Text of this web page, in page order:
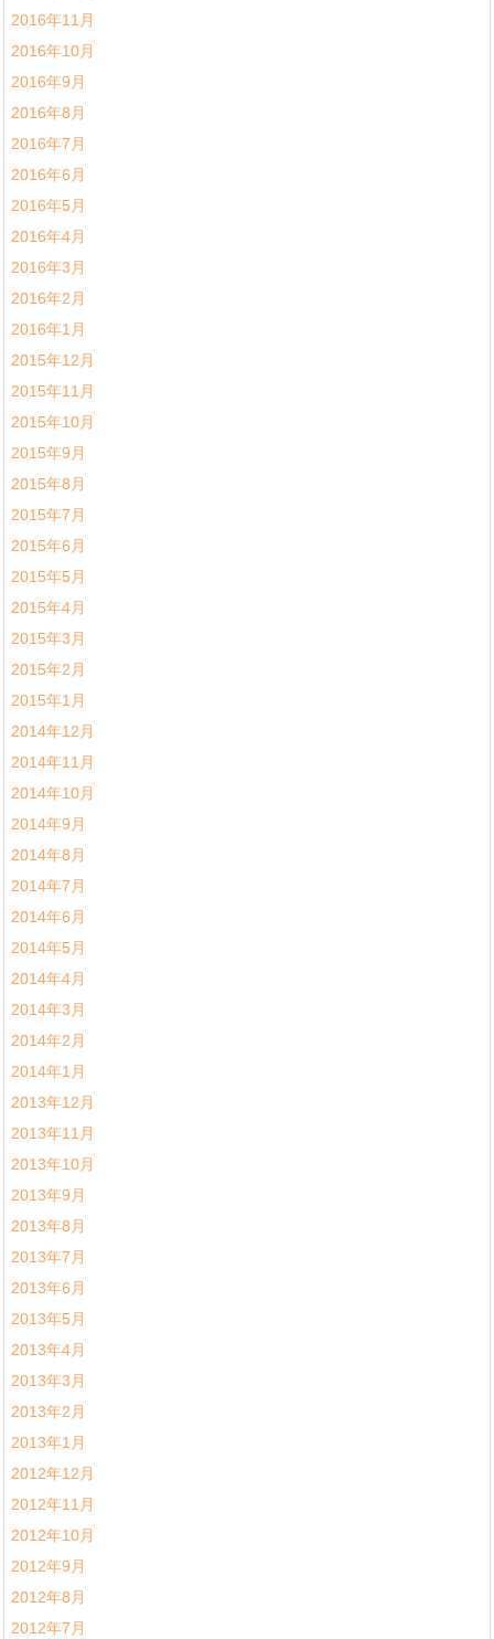
2016年11月
2016年10月
2016年9月
2016年8月
2016年7月
2016年6月
2016年5月
2016年4月
2016年3月
2016年2月
2016年1月
2015年12月
2015年11月
2015年10月
2015年9月
2015年8月
2015年7月
2015年6月
2015年5月
2015年4月
2015年3月
2015年2月
2015年1月
2014年12月
2014年11月
2014年10月
2014年9月
2014年8月
2014年7月
2014年6月
2014年5月
2014年4月
2014年3月
2014年2月
2014年1月
2013年12月
2013年11月
2013年10月
2013年9月
2013年8月
2013年7月
2013年6月
2013年5月
2013年4月
2013年3月
2013年2月
2013年1月
2012年12月
2012年11月
2012年10月
2012年9月
2012年8月
2012年7月